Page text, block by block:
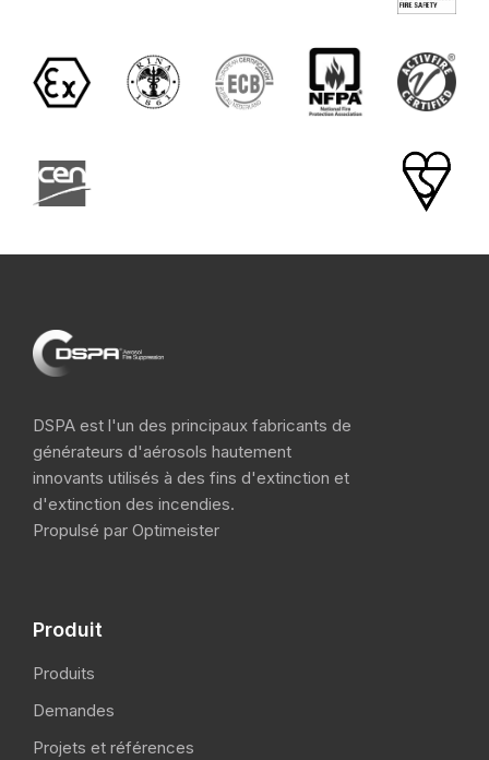
DSPA est l'un des principaux fabricants de
générateurs d'aérosols hautement
innovants utilisés à des fins d'extinction et
d'extinction des incendies.
Propulsé par Optimeister
Produit
Produits
Demandes
Projets et références